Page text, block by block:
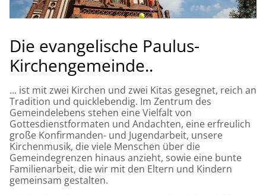
Die evangelische Paulus-
Kirchengemeinde..
... ist mit zwei Kirchen und zwei Kitas gesegnet, reich an
Tradition und quicklebendig. Im Zentrum des
Gemeindelebens stehen eine Vielfalt von
Gottesdienstformaten und Andachten, eine erfreulich
große Konfirmanden- und Jugendarbeit, unsere
Kirchenmusik, die viele Menschen über die
Gemeindegrenzen hinaus anzieht, sowie eine bunte
Familienarbeit, die wir mit den Eltern und Kindern
gemeinsam gestalten.